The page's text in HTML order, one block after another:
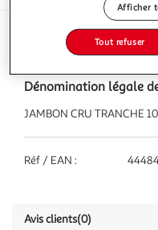
Caractéristiques
Dénomination légale
JAMBON CRU TRANCHE
Réf / EAN :
Avis clients(0)
Afficher
Tout refuser